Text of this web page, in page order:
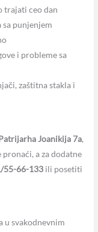
trajati ceo dan
punjenjem
i probleme sa
zaštitna stakla i
Joanikija 7a,
pronaći, a za dodatne
55-66-133 ili posetiti
u svakodnevnim